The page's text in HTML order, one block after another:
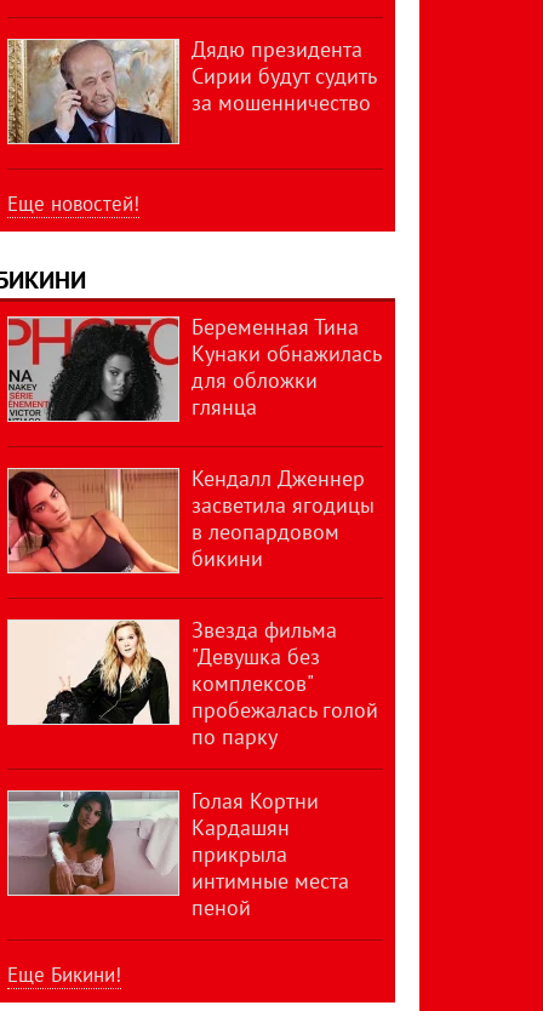
Дядю президента
Сирии будут судить
за мошенничество
Еще новостей!
Беременная Тина
Кунаки обнажилась
для обложки
глянца
Кендалл Дженнер
засветила ягодицы
в леопардовом
бикини
Звезда фильма
"Девушка без
комплексов"
пробежалась голой
по парку
Голая Кортни
Кардашян
прикрыла
интимные места
пеной
Еще Бикини!